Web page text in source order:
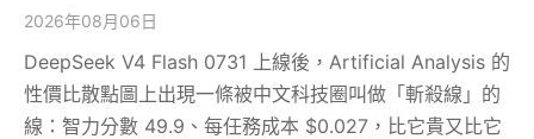
2026年08月06日
DeepSeek V4 Flash 0731 上線後，Artificial Analysis 的
性價比散點圖上出現一條被中文科技圈叫做「斬殺線」的
線：智力分數 49.9、每任務成本 $0.027，比它貴又比它